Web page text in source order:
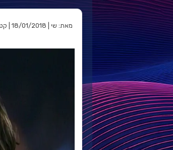
מאת: שי | 18/01/2018 | קטגוריה: